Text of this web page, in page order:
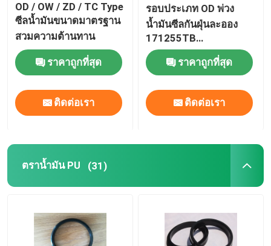
OD / OW / ZD / TC Type
ซีลน้ำมันขนาดมาตรฐาน
สวมความต้านทาน
ราคาถูกที่สุด
ติดต่อเรา
รอบประเภท OD พ่วง
น้ำมันซีลกันฝุ่นละออง
171255TB
OD43.66X65.05X12.7
ราคาถูกที่สุด
ติดต่อเรา
ตราน้ำมัน PU (31)